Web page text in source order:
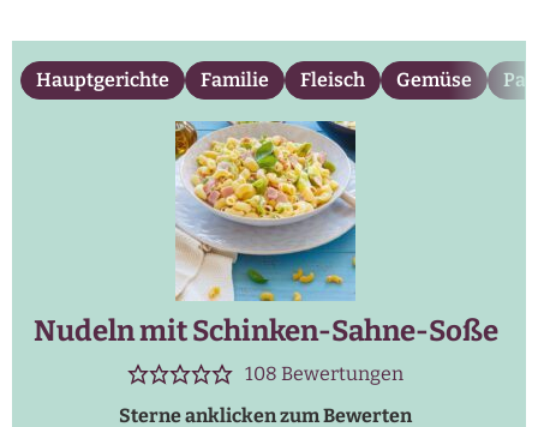
Hauptgerichte Familie Fleisch Gemüse
Nudeln mit Schinken-Sahne-Soße
108 Bewertungen
Sterne anklicken zum Bewerten